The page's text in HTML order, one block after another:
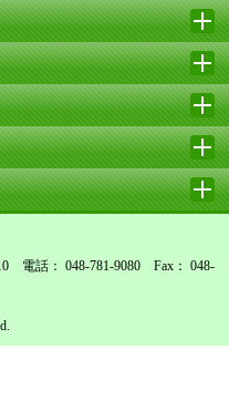
電話： 048-781-9080 Fax： 048-